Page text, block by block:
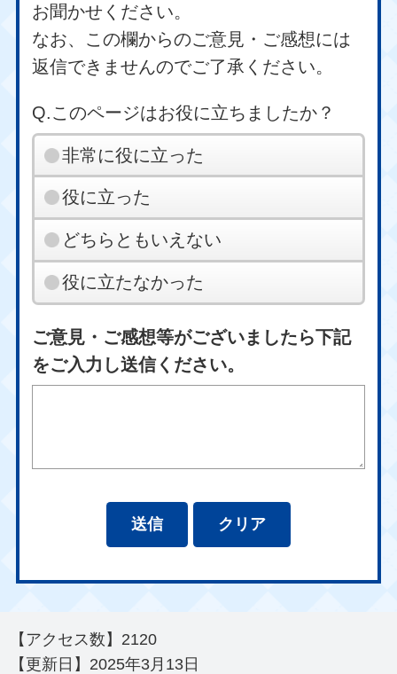
お聞かせください。
なお、この欄からのご意見・ご感想には
返信できませんのでご了承ください。
Q.このページはお役に立ちましたか？
非常に役に立った
役に立った
どちらともいえない
役に立たなかった
ご意見・ご感想等がございましたら下記
をご入力し送信ください。
【アクセス数】 2120
【更新日】 2025年3月13日